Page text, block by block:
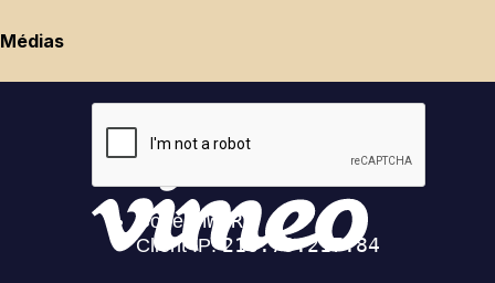
Médias